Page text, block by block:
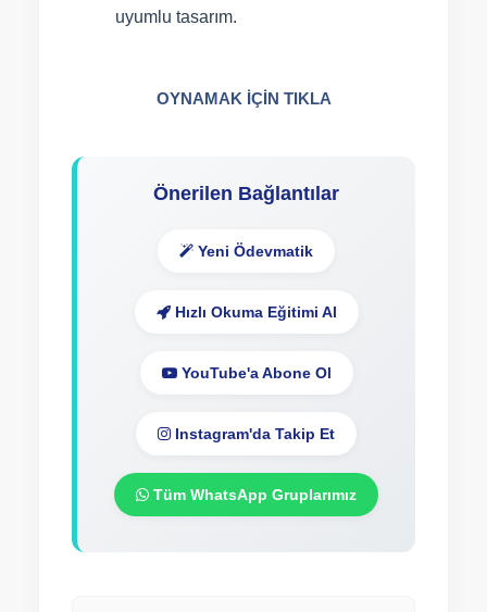
uyumlu tasarım.
OYNAMAK İÇİN TIKLA
Önerilen Bağlantılar
Yeni Ödevmatik
Hızlı Okuma Eğitimi Al
YouTube'a Abone Ol
Instagram'da Takip Et
Tüm WhatsApp Gruplarımız